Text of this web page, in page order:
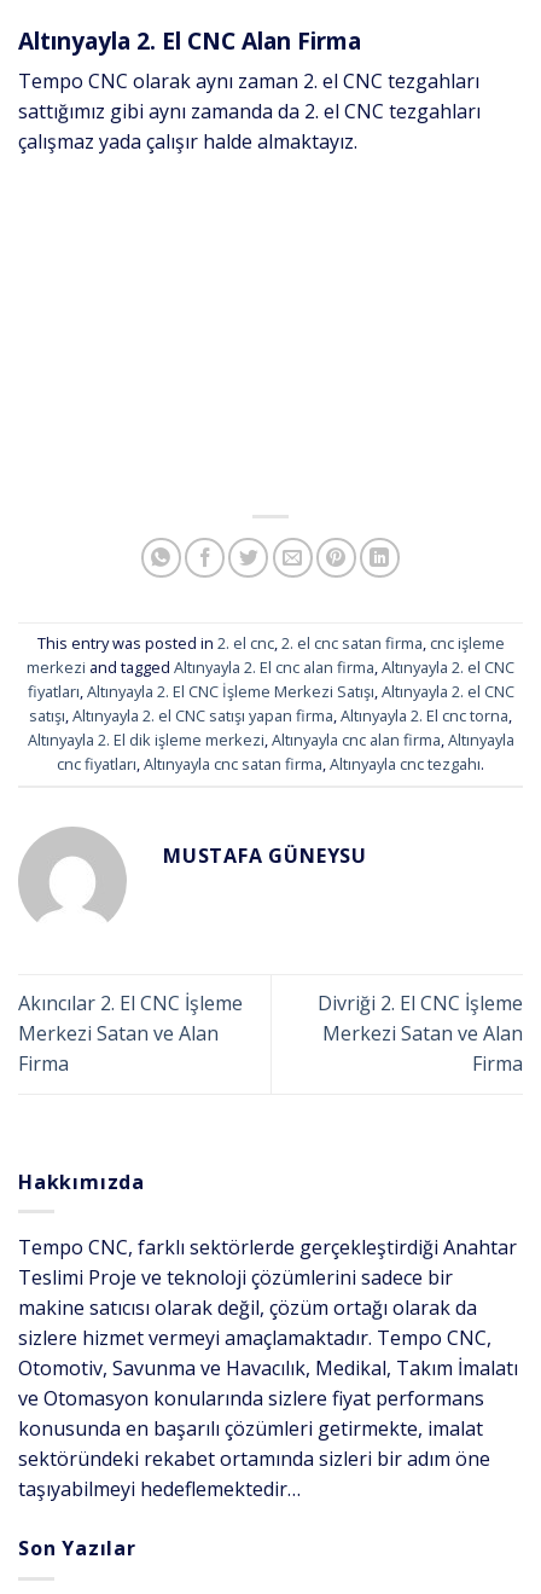
Altınyayla 2. El CNC Alan Firma
Tempo CNC olarak aynı zaman 2. el CNC tezgahları
sattığımız gibi aynı zamanda da 2. el CNC tezgahları
çalışmaz yada çalışır halde almaktayız.
This entry was posted in 2. el cnc,2. el cnc satan firma, cnc işleme
merkezi and tagged Altınyayla 2. El cnc alan firma,Altınyayla 2. el CNC
fiyatları,Altınyayla 2. El CNC İşleme Merkezi Satışı,Altınyayla 2. el CNC
satışı,Altınyayla 2. el CNC satışı yapan firma,Altınyayla 2. El cnc torna,
Altınyayla 2. El dik işleme merkezi,Altınyayla cnc alan firma,Altınyayla
cnc fiyatları,Altınyayla cnc satan firma,Altınyayla cnc tezgahı.
MUSTAFA GÜNEYSU
Akıncılar 2. El CNC İşleme
Merkezi Satan ve Alan
Firma
Divriği 2. El CNC İşleme
Merkezi Satan ve Alan
Firma
Hakkımızda
Tempo CNC, farklı sektörlerde gerçekleştirdiği Anahtar
Teslimi Proje ve teknoloji çözümlerini sadece bir
makine satıcısı olarak değil, çözüm ortağı olarak da
sizlere hizmet vermeyi amaçlamaktadır. Tempo CNC,
Otomotiv, Savunma ve Havacılık, Medikal, Takım İmalatı
ve Otomasyon konularında sizlere fiyat performans
konusunda en başarılı çözümleri getirmekte, imalat
sektöründeki rekabet ortamında sizleri bir adım öne
taşıyabilmeyi hedeflemektedir…
Son Yazılar